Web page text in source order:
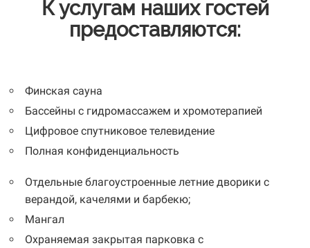
К услугам наших гостей
предоставляются:
Финская сауна
Бассейны с гидромассажем и хромотерапией
Цифровое спутниковое телевидение
Полная конфиденциальность
Отдельные благоустроенные летние дворики с
верандой, качелями и барбекю;
Мангал
Охраняемая закрытая парковка с